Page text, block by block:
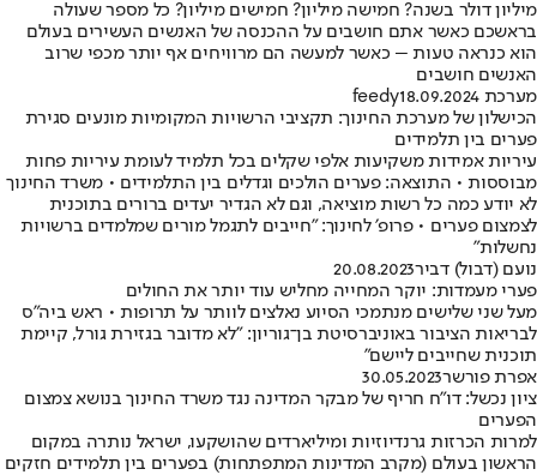
מיליון דולר בשנה? חמישה מיליון? חמישים מיליון? כל מספר שעולה
בראשכם כאשר אתם חושבים על ההכנסה של האנשים העשירים בעולם
הוא כנראה טעות – כאשר למעשה הם מרוויחים אף יותר מכפי שרוב
האנשים חושבים
מערכת feedy18.09.2024
הכישלון של מערכת החינוך: תקציבי הרשויות המקומיות מונעים סגירת
פערים בין תלמידים
עיריות אמידות משקיעות אלפי שקלים בכל תלמיד לעומת עיריות פחות
מבוססות • התוצאה: פערים הולכים וגדלים בין התלמידים • משרד החינוך
לא יודע כמה כל רשות מוציאה, וגם לא הגדיר יעדים ברורים בתוכנית
לצמצום פערים • פרופ׳ לחינוך: "חייבים לתגמל מורים שמלמדים ברשויות
נחשלות"
נועם (דבול) דביר20.08.2023
פערי מעמדות: יוקר המחייה מחליש עוד יותר את החולים
מעל שני שלישים מנתמכי הסיוע נאלצים לוותר על תרופות • ראש ביה"ס
לבריאות הציבור באוניברסיטת בן־גוריון: "לא מדובר בגזירת גורל, קיימת
תוכנית שחייבים ליישם"
אפרת פורשר30.05.2023
ציון נכשל: דו"ח חריף של מבקר המדינה נגד משרד החינוך בנושא צמצום
הפערים
למרות הכרזות גרנדיוזיות ומיליארדים שהושקעו, ישראל נותרה במקום
הראשון בעולם (מקרב המדינות המתפתחות) בפערים בין תלמידים חזקים